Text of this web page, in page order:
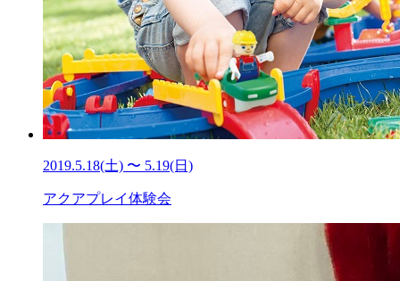
2019.5.18(土) 〜 5.19(日)
アクアプレイ体験会